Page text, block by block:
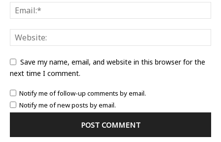
Save my name, email, and website in this browser for the
next time I comment.
Notify me of follow-up comments by email.
Notify me of new posts by email.